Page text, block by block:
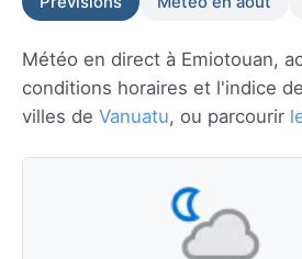
Météo en direct à Emiotouan,
conditions horaires et l'indice
villes de Vanuatu, ou parcourir